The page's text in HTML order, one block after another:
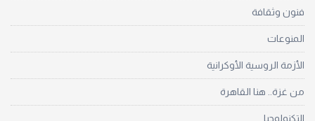
فنون وثقافة
المنوعات
الأزمة الروسية الأوكرانية
من غزة.. هنا القاهرة
التكنولوجيا